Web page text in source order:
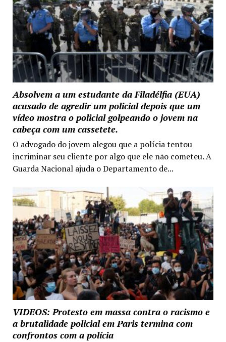
Absolvem a um estudante da Filadélfia (EUA)
acusado de agredir um policial depois que um
vídeo mostra o policial golpeando o jovem na
cabeça com um cassetete.
O advogado do jovem alegou que a polícia tentou
incriminar seu cliente por algo que ele não cometeu. A
Guarda Nacional ajuda o Departamento de...
VIDEOS: Protesto em massa contra o racismo e
a brutalidade policial em Paris termina com
confrontos com a polícia